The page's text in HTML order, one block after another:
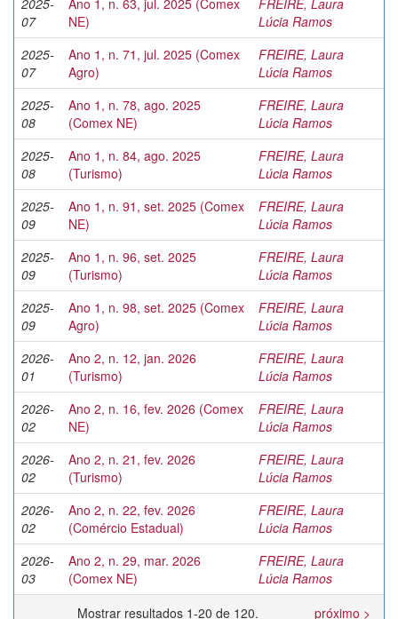
2025-
07
Ano 1, n. 63, jul. 2025 (Comex
NE)
FREIRE, Laura
Lúcia Ramos
2025-
07
Ano 1, n. 71, jul. 2025 (Comex
Agro)
FREIRE, Laura
Lúcia Ramos
2025-
08
Ano 1, n. 78, ago. 2025
(Comex NE)
FREIRE, Laura
Lúcia Ramos
2025-
08
Ano 1, n. 84, ago. 2025
(Turismo)
FREIRE, Laura
Lúcia Ramos
2025-
09
Ano 1, n. 91, set. 2025 (Comex
NE)
FREIRE, Laura
Lúcia Ramos
2025-
09
Ano 1, n. 96, set. 2025
(Turismo)
FREIRE, Laura
Lúcia Ramos
2025-
09
Ano 1, n. 98, set. 2025 (Comex
Agro)
FREIRE, Laura
Lúcia Ramos
2026-
01
Ano 2, n. 12, jan. 2026
(Turismo)
FREIRE, Laura
Lúcia Ramos
2026-
02
Ano 2, n. 16, fev. 2026 (Comex
NE)
FREIRE, Laura
Lúcia Ramos
2026-
02
Ano 2, n. 21, fev. 2026
(Turismo)
FREIRE, Laura
Lúcia Ramos
2026-
02
Ano 2, n. 22, fev. 2026
(Comércio Estadual)
FREIRE, Laura
Lúcia Ramos
2026-
03
Ano 2, n. 29, mar. 2026
(Comex NE)
FREIRE, Laura
Lúcia Ramos
Mostrar resultados 1-20 de 120.
próximo >